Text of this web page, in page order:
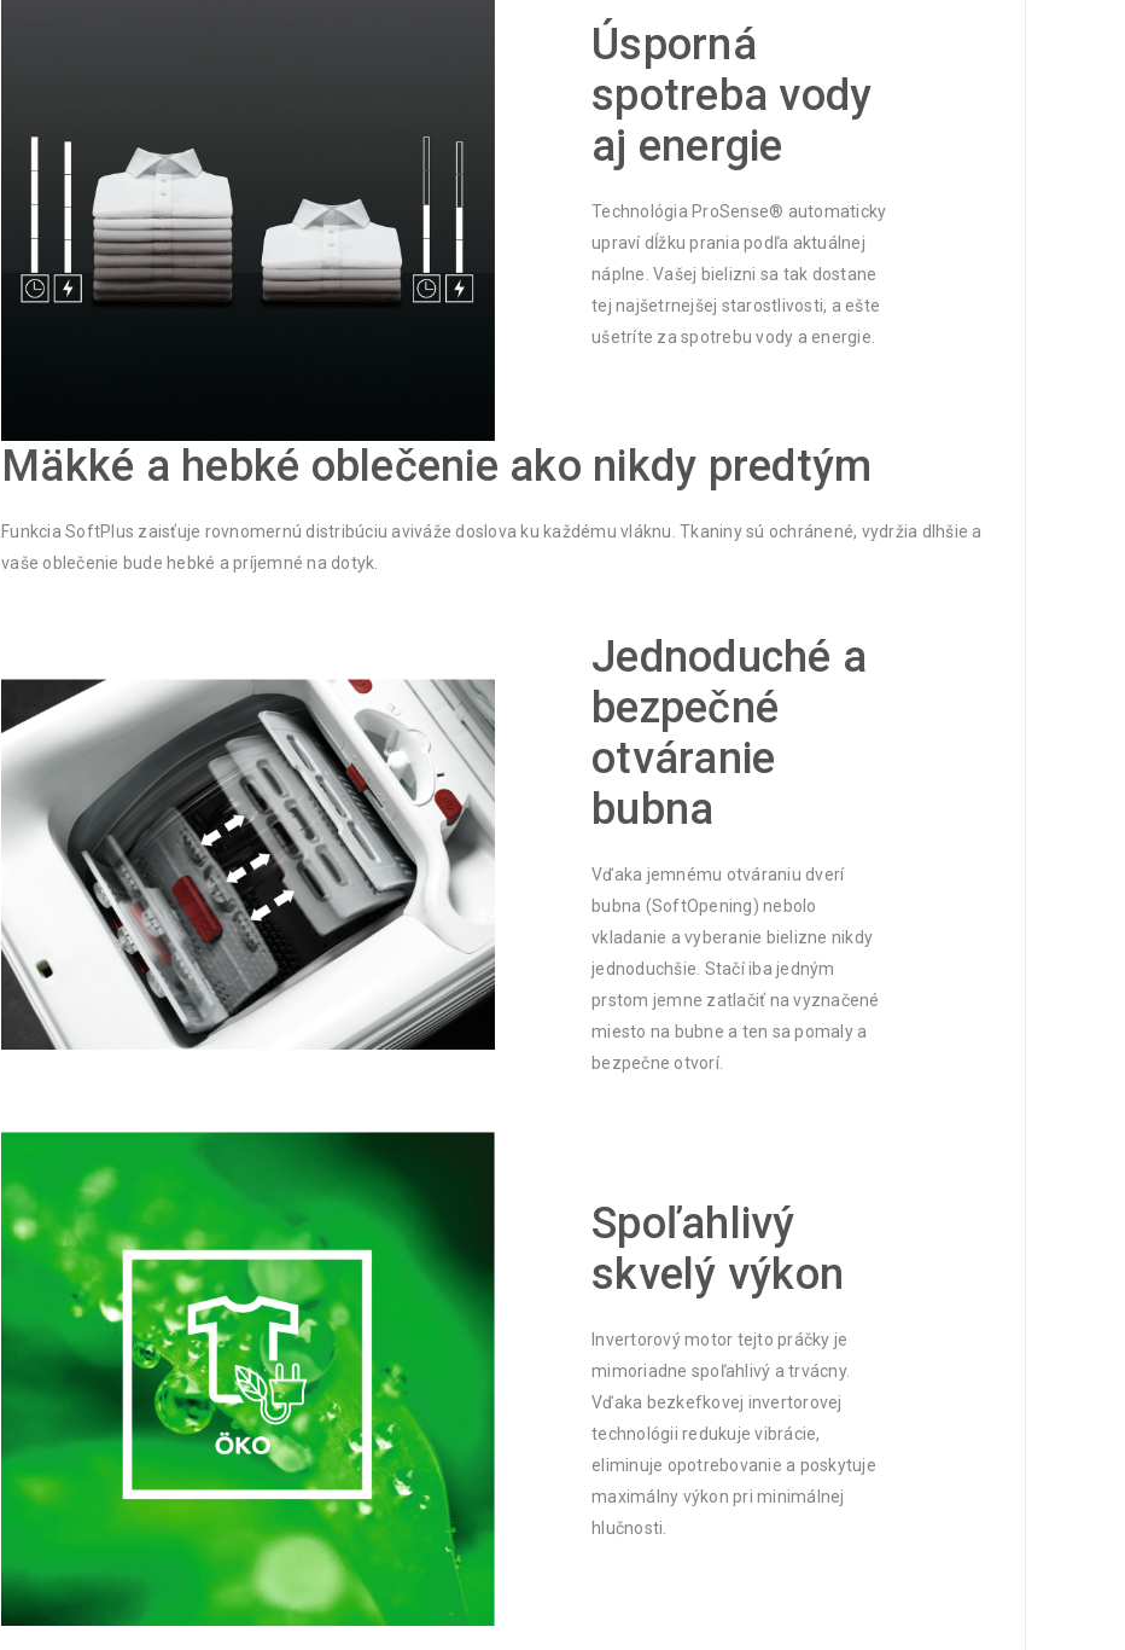
Úsporná
spotreba vody
aj energie
Technológia ProSense® automaticky
upraví dĺžku prania podľa aktuálnej
náplne. Vašej bielizni sa tak dostane
tej najšetrnejšej starostlivosti, a ešte
ušetríte za spotrebu vody a energie.
Mäkké a hebké oblečenie ako nikdy predtým
Funkcia SoftPlus zaisťuje rovnomernú distribúciu aviváže doslova ku každému vláknu. Tkaniny sú ochránené, vydržia dlhšie a
vaše oblečenie bude hebké a príjemné na dotyk.
Jednoduché a
bezpečné
otváranie
bubna
Vďaka jemnému otváraniu dverí
bubna (SoftOpening) nebolo
vkladanie a vyberanie bielizne nikdy
jednoduchšie. Stačí iba jedným
prstom jemne zatlačiť na vyznačené
miesto na bubne a ten sa pomaly a
bezpečne otvorí.
Spoľahlivý
skvelý výkon
Invertorový motor tejto práčky je
mimoriadne spoľahlivý a trvácny.
Vďaka bezkefkovej invertorovej
technológii redukuje vibrácie,
eliminuje opotrebovanie a poskytuje
maximálny výkon pri minimálnej
hlučnosti.